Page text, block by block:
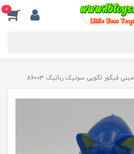
0
مینی فیگور لگویی سونیک رباتیک 86003